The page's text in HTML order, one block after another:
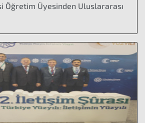
Öğretim Üyesinden Uluslararası